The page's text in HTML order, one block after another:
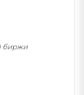
биржи